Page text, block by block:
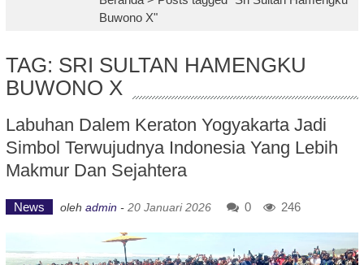
Buwono X"
TAG: SRI SULTAN HAMENGKU
BUWONO X
Labuhan Dalem Keraton Yogyakarta Jadi
Simbol Terwujudnya Indonesia Yang Lebih
Makmur Dan Sejahtera
News oleh admin - 20 Januari 2026 0 246